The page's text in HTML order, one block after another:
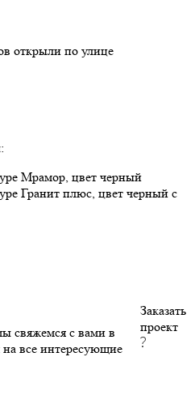
открыли по улице
Мрамор, цвет черный
Гранит плюс, цвет черный с
свяжемся с вами в
все интересующие
Заказать
проект